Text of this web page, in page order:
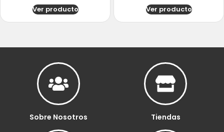
Ver producto Ver producto
Sobre Nosotros Tiendas